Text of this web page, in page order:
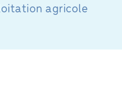
agricole